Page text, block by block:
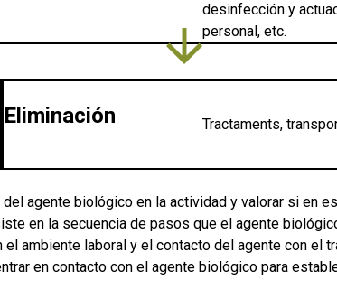
desinfección y
personal, etc.
arrow_downward
Eliminación Tractaments,
agente biológico en la actividad y valorar si en
en la secuencia de pasos que el agente
ambiente laboral y el contacto del agente con el
en contacto con el agente biológico para